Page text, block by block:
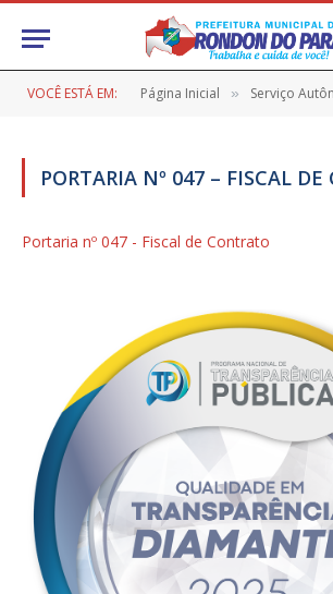
VOCÊ ESTÁ EM: Página Inicial » Serviço
PORTARIA Nº 047 – FISCAL
Portaria nº 047 - Fiscal de Contrato